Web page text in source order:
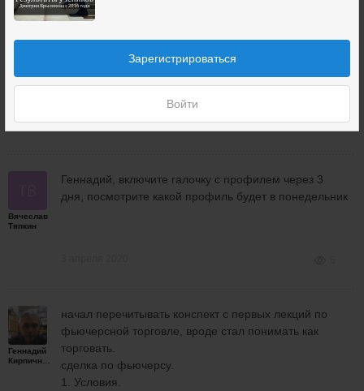
Зарегистрироваться
Войти
Брыляков
3 апреля 2020 6
Вячеслав
Тяпкин
Геннадий, включите галочку с профилем через 3
дня, посмотрите какой профиль будет в понедельник
Геннадий
Кирпичников
начал перечитывать конспект с первых лекций по
фьючерсной торговле, вроде стал понимать как
торговать.
сделка по фьючерсу.
1. Условия.